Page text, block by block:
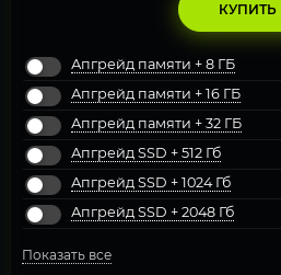
КУПИТЬ
Апгрейд памяти + 8 ГБ
Апгрейд памяти + 16 ГБ
Апгрейд памяти + 32 ГБ
Апгрейд SSD + 512 Гб
Апгрейд SSD + 1024 Гб
Апгрейд SSD + 2048 Гб
Показать все